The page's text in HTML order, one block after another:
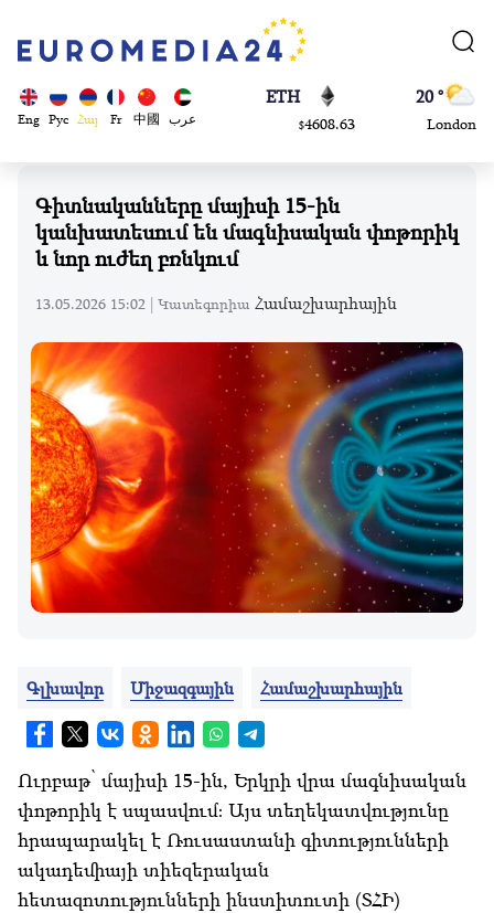
Eng Рус Հայ Fr 中國 عرب
ADA
ETH
$4608.63
20 °
London
Brussels
Madrid
Գիտնականները մայիսի 15-ին
կանխատեսում են մագնիսական փոթորիկ
և նոր ուժեղ բռնկում
13.05.2026 15:02 | Կատեգորիա Համաշխարհային
Գլխավոր Միջազգային Համաշխարհային
Ուրբաթ՝ մայիսի 15-ին, Երկրի վրա մագնիսական
փոթորիկ է սպասվում։ Այս տեղեկատվությունը
հրապարակել է Ռուսաստանի գիտությունների
ակադեմիայի տիեզերական
հետազոտությունների ինստիտուտի (ՏՀԻ)